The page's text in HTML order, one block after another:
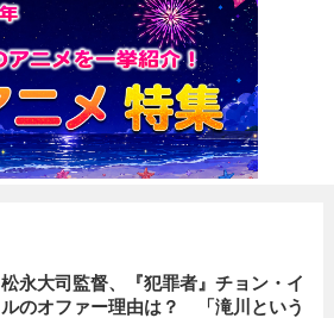
松永大司監督、『犯罪者』チョン・イ
ルのオファー理由は？ 「滝川という